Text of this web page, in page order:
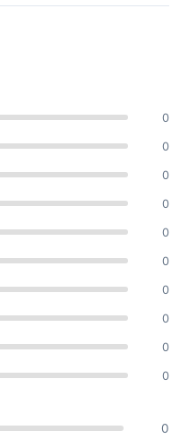
0
0
0
0
0
0
0
0
0
0
0